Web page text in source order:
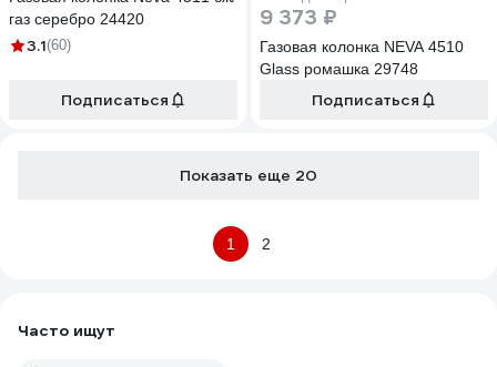
газ серебро 24420
3.1(60)
Подписаться
9 373 ₽
Газовая колонка NEVA 4510
Glass ромашка 29748
Подписаться
Показать еще 20
1 2
Часто ищут